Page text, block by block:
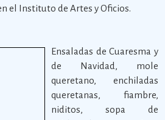
el Instituto de Artes y Oficios.
Ensaladas de Cuaresma y
de Navidad, mole
queretano, enchiladas
queretanas, fiambre,
niditos, sopa de